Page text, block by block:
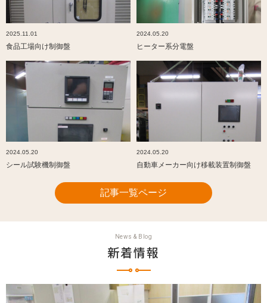
2025.11.01
食品工場向け制御盤
2024.05.20
ヒーター系分電盤
2024.05.20
シール試験機制御盤
2024.05.20
自動車メーカー向け移載装置制御盤
記事一覧ページ
News & Blog
新着情報